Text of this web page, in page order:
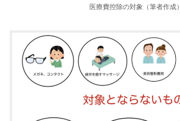
医療費控除の対象（筆者作成）